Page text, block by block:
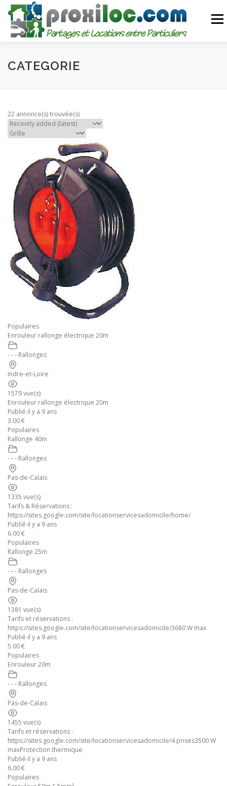
Aller
contenu
Menu
CATEGORIES AJOUTER UNE ANNONCE
CATEGORIE
22 annonce(s) trouvée(s)
Populaires
Enrouleur rallonge électrique 20m
- - - Rallonges
Indre-et-Loire
1579 vue(s)
Enrouleur rallonge électrique 20m
Publié il y a 9 ans
3.00 €
Populaires
Rallonge 40m
- - - Rallonges
Pas-de-Calais
1335 vue(s)
Tarifs & Réservations :
https://sites.google.com/site/locationservicesadomicile/home/
Publié il y a 9 ans
6.00 €
Populaires
Rallonge 25m
- - - Rallonges
Pas-de-Calais
1381 vue(s)
Tarifs et réservations :
https://sites.google.com/site/locationservicesadomicile/3680 W max
Publié il y a 9 ans
5.00 €
Populaires
Enrouleur 20m
- - - Rallonges
Pas-de-Calais
1455 vue(s)
Tarifs et réservations :
https://sites.google.com/site/locationservicesadomicile/4 prises3500 W
maxProtection thermique
Publié il y a 9 ans
6.00 €
Populaires